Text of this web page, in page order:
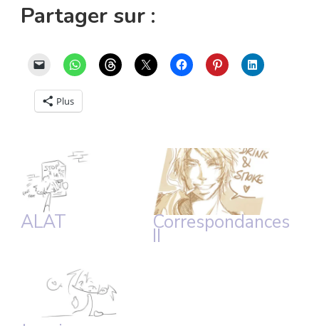
Partager sur :
Plus
ALAT Correspondances
II